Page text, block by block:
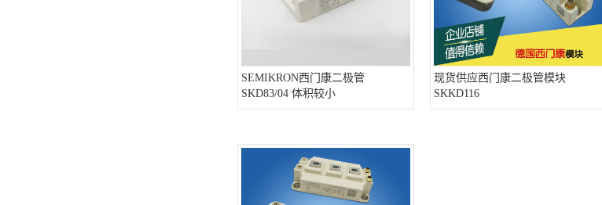
SEMIKRON西门康二极管
SKD83/04 体积较小
现货供应西门康二极管模块
SKKD116